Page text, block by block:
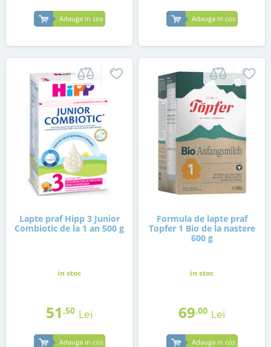
Adauga in cos Adauga in cos
Lapte praf Hipp 3 Junior
Combiotic de la 1 an 500 g
in stoc
51 ,50 Lei
Adauga in cos
Formula de lapte praf
Topfer 1 Bio de la nastere
600 g
in stoc
69,00 Lei
Adauga in cos